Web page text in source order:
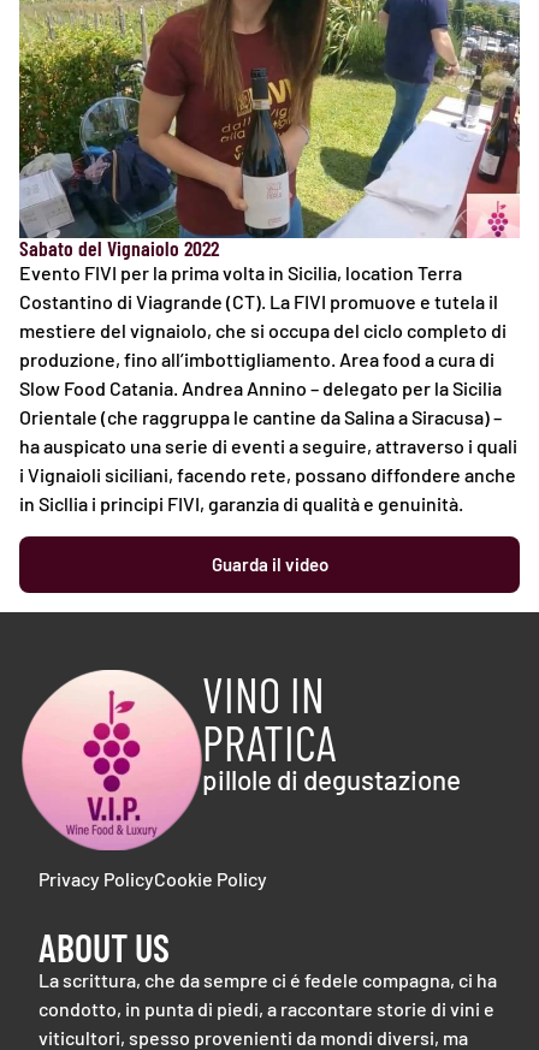
Sabato del Vignaiolo 2022
Evento FIVI per la prima volta in Sicilia, location Terra
Costantino di Viagrande (CT). La FIVI promuove e tutela il
mestiere del vignaiolo, che si occupa del ciclo completo di
produzione, fino all’imbottigliamento. Area food a cura di
Slow Food Catania. Andrea Annino – delegato per la Sicilia
Orientale (che raggruppa le cantine da Salina a Siracusa) –
ha auspicato una serie di eventi a seguire, attraverso i quali
i Vignaioli siciliani, facendo rete, possano diffondere anche
in Sicllia i principi FIVI, garanzia di qualità e genuinità.
Guarda il video
VINO IN
PRATICA
pillole di degustazione
Privacy PolicyCookie Policy
ABOUT US
La scrittura, che da sempre ci é fedele compagna, ci ha
condotto, in punta di piedi, a raccontare storie di vini e
viticultori, spesso provenienti da mondi diversi, ma